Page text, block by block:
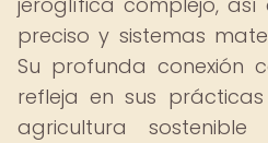
preciso y sistemas
Su profunda conexión
refleja en sus
agricultura